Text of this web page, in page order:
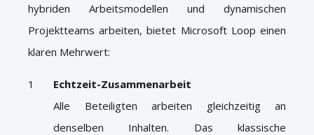
hybriden Arbeitsmodellen und dynamischen
Projektteams arbeiten, bietet Microsoft Loop einen
klaren Mehrwert:
Echtzeit-Zusammenarbeit
Alle Beteiligten arbeiten gleichzeitig an
denselben Inhalten. Das klassische